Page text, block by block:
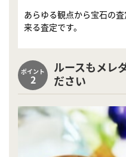
あらゆる観点から宝石の
来る査定です。
ポイント
2
ルースもメレ
ださい